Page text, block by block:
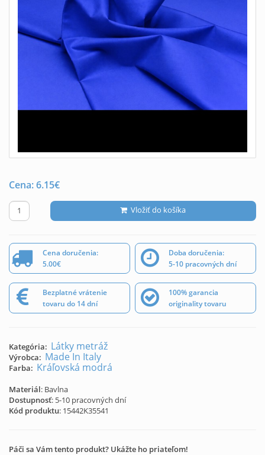
Cena:6.15€
Vložiť do košíka
Cena doručenia:
5.00€
Doba doručenia:
5-10 pracovných dní
Bezplatné vrátenie
tovaru do 14 dní
100% garancia
originality tovaru
Kategória: Látky metráž
Výrobca: Made In Italy
Farba: Kráľovská modrá
Materiál: Bavlna
Dostupnosť: 5-10 pracovných dní
Kód produktu: 15442K35541
Páči sa Vám tento produkt? Ukážte ho priateľom!